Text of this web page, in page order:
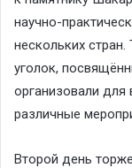
научно-
нескольких
уголок,
организовали для
различные
Второй день